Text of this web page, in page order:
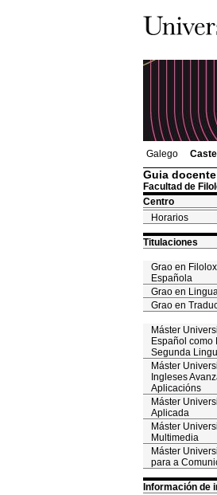
Galego
Guia docente
Facultad de
Centro
Horarios
Titulaciones
Grao en
Española
Grao en
Grao en
Máster
Español como
Segunda
Máster
Ingleses
Aplicacións
Máster
Aplicada
Máster
Multimedia
Máster
para a
Información de